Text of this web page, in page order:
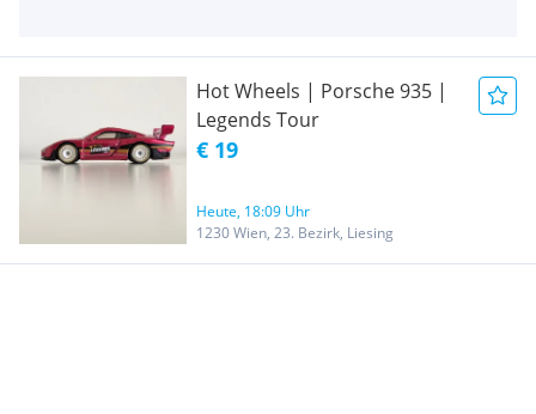
Hot Wheels | Porsche 935 |
Legends Tour
€ 19
Heute, 18:09 Uhr
1230 Wien, 23. Bezirk, Liesing